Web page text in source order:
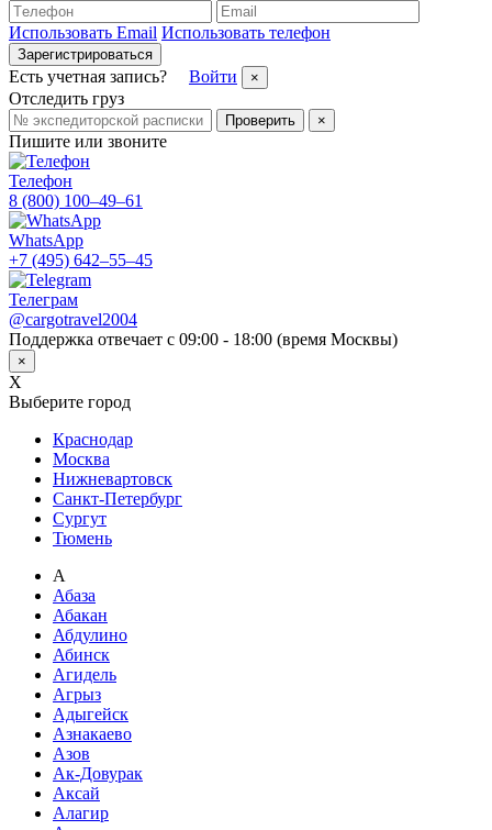
Использовать Email Использовать телефон
Зарегистрироваться
Есть учетная запись? Войти ×
Отследить груз
Проверить ×
Пишите или звоните
Телефон
8 (800) 100–49–61
WhatsApp
+7 (495) 642–55–45
Телеграм
@cargotravel2004
Поддержка отвечает с 09:00 - 18:00 (время Москвы)
×
X
Выберите город
Краснодар
Москва
Нижневартовск
Санкт-Петербург
Сургут
Тюмень
А
Абаза
Абакан
Абдулино
Абинск
Агидель
Агрыз
Адыгейск
Азнакаево
Азов
Ак-Довурак
Аксай
Алагир